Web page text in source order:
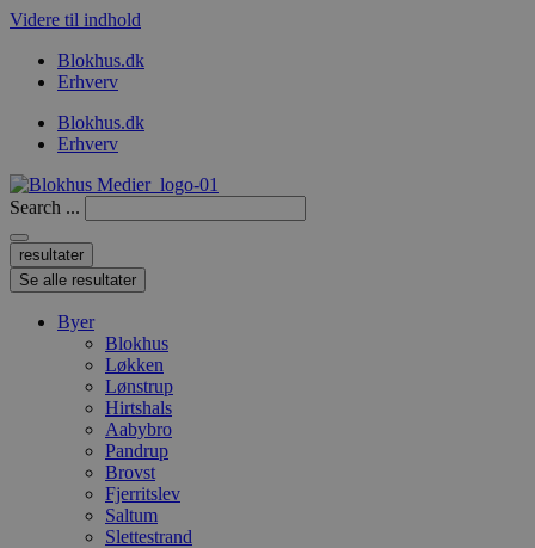
Videre til indhold
Blokhus.dk
Erhverv
Blokhus.dk
Erhverv
Search ...
resultater
Se alle resultater
Byer
Blokhus
Løkken
Lønstrup
Hirtshals
Aabybro
Pandrup
Brovst
Fjerritslev
Saltum
Slettestrand